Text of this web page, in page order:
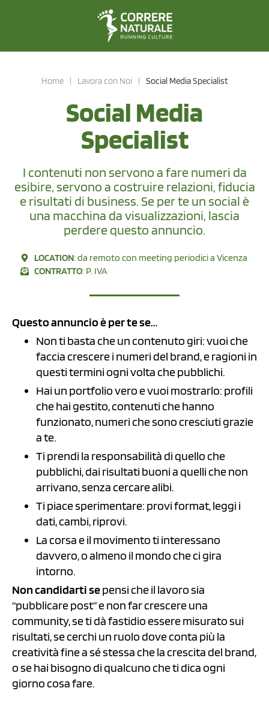
Home | Lavora con Noi | Social Media Specialist
Social Media
Specialist
I contenuti non servono a fare numeri da
esibire, servono a costruire relazioni, fiducia
e risultati di business. Se per te un social è
una macchina da visualizzazioni, lascia
perdere questo annuncio.
LOCATION: da remoto con meeting periodici a Vicenza
CONTRATTO: P. IVA
Questo annuncio è per te se…
Non ti basta che un contenuto giri: vuoi che
faccia crescere i numeri del brand, e ragioni in
questi termini ogni volta che pubblichi.
Hai un portfolio vero e vuoi mostrarlo: profili
che hai gestito, contenuti che hanno
funzionato, numeri che sono cresciuti grazie
a te.
Ti prendi la responsabilità di quello che
pubblichi, dai risultati buoni a quelli che non
arrivano, senza cercare alibi.
Ti piace sperimentare: provi format, leggi i
dati, cambi, riprovi.
La corsa e il movimento ti interessano
davvero, o almeno il mondo che ci gira
intorno.
Non candidarti sepensi che il lavoro sia
“pubblicare post” e non far crescere una
community, se ti dà fastidio essere misurato sui
risultati, se cerchi un ruolo dove conta più la
creatività fine a sé stessa che la crescita del brand,
o se hai bisogno di qualcuno che ti dica ogni
giorno cosa fare.